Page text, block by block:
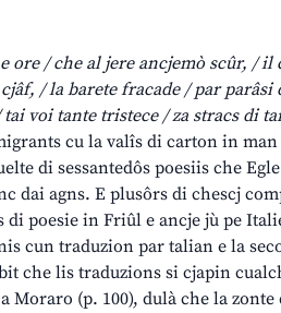
ore / che al jere ancjemò scûr, / il
/ la barete fracade / par parâsi
voi tante tristece / za stracs di
cu la valîs di carton in
di sessantedôs poesiis che
dai agns. E plusôrs di chescj
di poesie in Friûl e ancje jù pe
cun traduzion par talian e la
che lis traduzions si cjapin
(p. 100), dulà che la zonte